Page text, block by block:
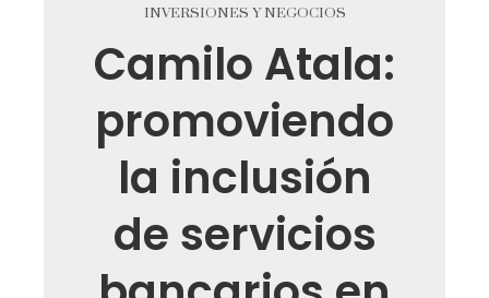
INVERSIONES Y NEGOCIOS
Camilo Atala:
promoviendo
la inclusión
de servicios